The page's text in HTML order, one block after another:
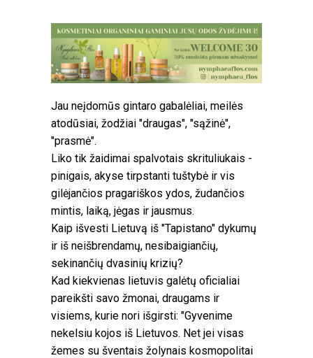
Jau neįdomūs gintaro gabalėliai, meilės
atodūsiai, žodžiai "draugas", "sąžinė",
"prasmė".
Liko tik žaidimai spalvotais skrituliukais -
pinigais, akyse tirpstanti tuštybė ir vis
gilėjančios pragariškos ydos, žudančios
mintis, laiką, jėgas ir jausmus.
Kaip išvesti Lietuvą iš "Tapistano" dykumų
ir iš neišbrendamų, nesibaigiančių,
sekinančių dvasinių krizių?
Kad kiekvienas lietuvis galėtų oficialiai
pareikšti savo žmonai, draugams ir
visiems, kurie nori išgirsti: "Gyvenime
nekelsiu kojos iš Lietuvos. Net jei visas
žemes su šventais žolynais kosmopolitai